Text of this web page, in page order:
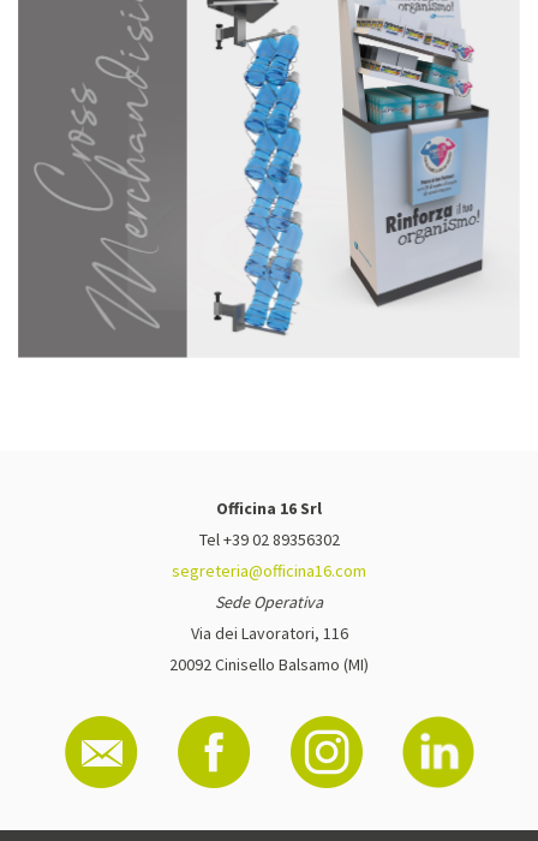
Officina 16 Srl
Tel +39 02 89356302
segreteria@officina16.com
Sede Operativa
Via dei Lavoratori, 116
20092 Cinisello Balsamo (MI)